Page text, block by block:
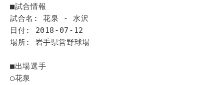
■試合情報
試合名: 花泉 - 水沢
日付: 2018-07-12
場所: 岩手県営野球場
■出場選手
◯花泉